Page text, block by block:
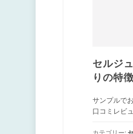
セルジ
りの特
サンプルで
口コミレビ